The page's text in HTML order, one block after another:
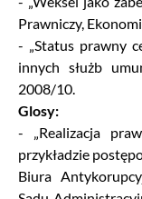
Prawniczy,
- „Status prawny
innych służb
2008/10.
Glosy:
- „Realizacja
przykładzie
Biura